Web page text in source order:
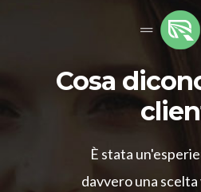
Cosa
È stata
davvero una